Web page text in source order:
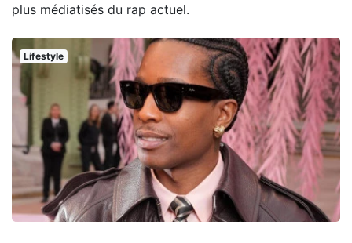
plus médiatisés du rap actuel.
Lifestyle